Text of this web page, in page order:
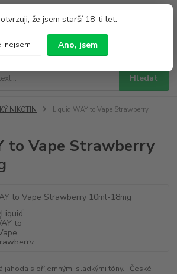
že jsem starší 18-ti let.
nejsem Ano, jsem
Hledat
- 14:00
NIKOTIN
Liquid WAY to Vape Strawberry
to Vape Strawberry
jahoda s příjemnými sladkými tóny... České